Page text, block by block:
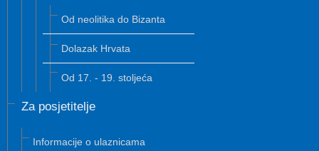
Od neolitika do Bizanta
Dolazak Hrvata
Od 17. - 19. stoljeća
Za posjetitelje
Informacije o ulaznicama